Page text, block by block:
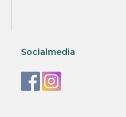
Socialmedia